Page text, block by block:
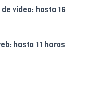
video: hasta 16
hasta 11 horas